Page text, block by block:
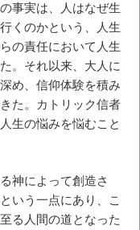
事実は、人はなぜ生
くのかという、人生
の責任において人生
。それ以来、大人に
め、信仰体験を積み
た。カトリック信者
生の悩みを悩むこと
神によって創造さ
いう一点にあり、こ
る人間の道となった